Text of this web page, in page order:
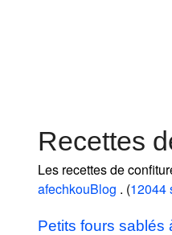
Recettes
Les recettes de
afechkouBlog . (12044
Petits fours sablés